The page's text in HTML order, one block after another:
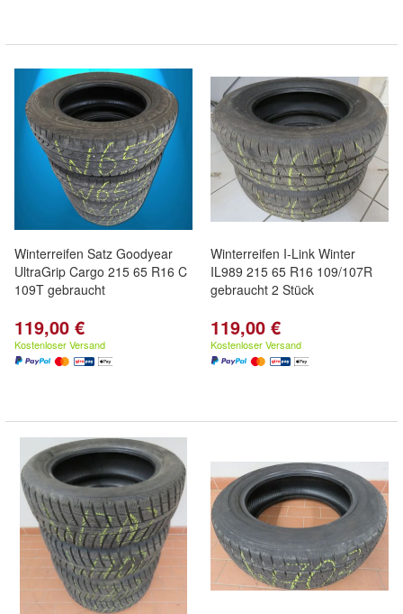
Winterreifen Satz Goodyear
UltraGrip Cargo 215 65 R16 C
109T gebraucht
119,00 €
Kostenloser Versand
Winterreifen I-Link Winter
IL989 215 65 R16 109/107R
gebraucht 2 Stück
119,00 €
Kostenloser Versand